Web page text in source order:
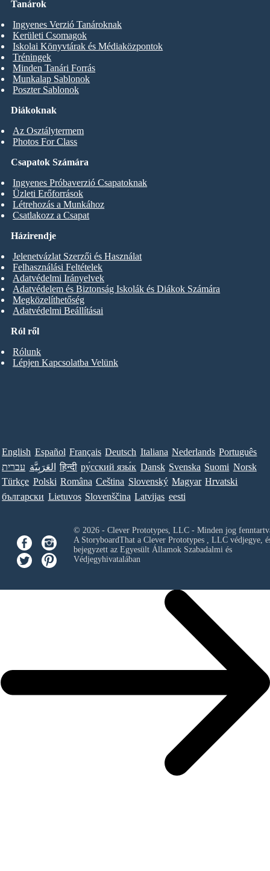
Diákoknak
Az Osztálytermem
Photos For Class
Tanárok
Ingyenes Verzió Tanároknak
Kerületi Csomagok
Iskolai Könyvtárak és Médiaközpontok
Tréningek
Minden Tanári Forrás
Munkalap Sablonok
Poszter Sablonok
Csapatok Számára
Ingyenes Próbaverzió Csapatoknak
Üzleti Erőforrások
Létrehozás a Munkához
Csatlakozz a Csapat
Ról ről
Rólunk
Lépjen Kapcsolatba Velünk
Házirendje
Jelenetvázlat Szerzői és Használat
Felhasználási Feltételek
Adatvédelmi Irányelvek
Adatvédelem és Biztonság Iskolák és Diákok Számára
Megközelíthetőség
Adatvédelmi Beállításai
English Español Français Deutsch Italiana Nederlands Português
עברית العَرَبِيَّة हिन्दी ру́сский язы́к Dansk Svenska Suomi Norsk
Türkçe Polski Româna Ceština Slovenský Magyar Hrvatski
български Lietuvos Slovenščina Latvijas eesti
© 2026 - Clever Prototypes, LLC - Minden jog
A StoryboardThat a Clever Prototypes , LLCvédjegye,
bejegyzett az Egyesült Államok Szabadalmi és
Védjegyhivatalában